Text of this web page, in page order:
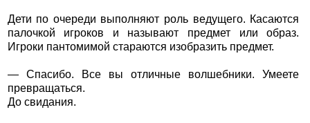
Дети по очереди выполняют роль ведущего. Касаются
палочкой игроков и называют предмет или образ.
Игроки пантомимой стараются изобразить предмет.
— Спасибо. Все вы отличные волшебники. Умеете
превращаться.
До свидания.